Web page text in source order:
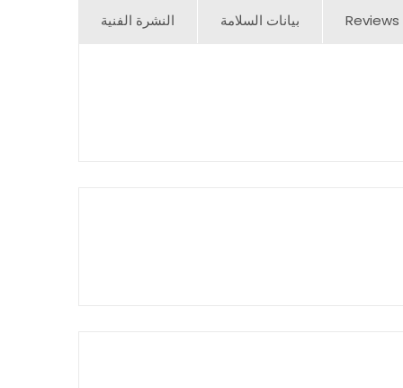
النشرة الفنية بيانات السلامة